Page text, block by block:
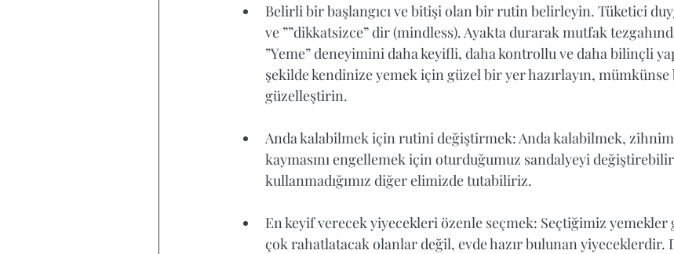
Belirli bir başlangıcı ve bitişi olan bir rutin belirleyin. Tüketici
ve ””dikkatsizce” dir (mindless). Ayakta durarak mutfak
”Yeme” deneyimini daha keyifli, daha kontrollu ve daha bilinçli
şekilde kendinize yemek için güzel bir yer hazırlayın,
güzelleştirin.
Anda kalabilmek için rutini değiştirmek: Anda kalabilmek,
kaymasını engellemek için oturduğumuz sandalyeyi
kullanmadığımız diğer elimizde tutabiliriz.
En keyif verecek yiyecekleri özenle seçmek: Seçtiğimiz yemekler
çok rahatlatacak olanlar değil, evde hazır bulunan yiyeceklerdir.